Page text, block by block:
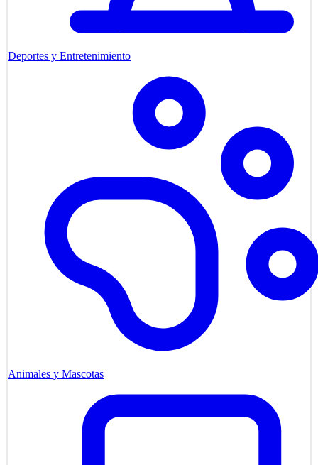
Deportes y Entretenimiento
Animales y Mascotas